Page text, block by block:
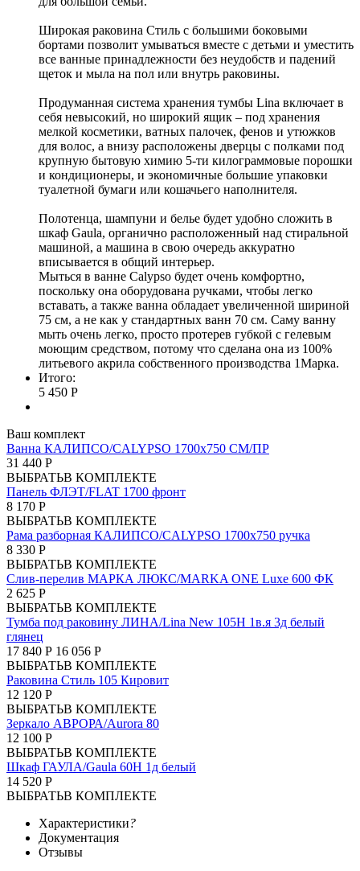
Широкая раковина Стиль с большими боковыми
бортами позволит умываться вместе с детьми и уместить
все ванные принадлежности без неудобств и падений
щеток и мыла на пол или внутрь раковины.
Продуманная система хранения тумбы Lina включает в
себя невысокий, но широкий ящик – под хранения
мелкой косметики, ватных палочек, фенов и утюжков
для волос, а внизу расположены дверцы с полками под
крупную бытовую химию 5-ти килограммовые порошки
и кондиционеры, и экономичные большие упаковки
туалетной бумаги или кошачьего наполнителя.
Полотенца, шампуни и белье будет удобно сложить в
шкаф Gaula, органично расположенный над стиральной
машиной, а машина в свою очередь аккуратно
вписывается в общий интерьер.
Мыться в ванне Calypso будет очень комфортно,
поскольку она оборудована ручками, чтобы легко
вставать, а также ванна обладает увеличенной шириной
75 см, а не как у стандартных ванн 70 см. Саму ванну
мыть очень легко, просто протерев губкой с гелевым
моющим средством, потому что сделана она из 100%
литьевого акрила собственного производства 1Марка.
Итого:
5 450 Р
Ваш комплект
Ванна КАЛИПСО/CALYPSO 1700х750 СМ/ПР
31 440 Р
ВЫБРАТЬВ КОМПЛЕКТЕ
Панель ФЛЭТ/FLAT 1700 фронт
8 170 Р
ВЫБРАТЬВ КОМПЛЕКТЕ
Рама разборная КАЛИПСО/CALYPSO 1700х750 ручка
8 330 Р
ВЫБРАТЬВ КОМПЛЕКТЕ
Слив-перелив МАРКА ЛЮКС/MARKA ONE Luxe 600 ФК
2 625 Р
ВЫБРАТЬВ КОМПЛЕКТЕ
Тумба под раковину ЛИНА/Lina New 105Н 1в.я 3д белый
глянец
17 840 Р 16 056 Р
ВЫБРАТЬВ КОМПЛЕКТЕ
Раковина Стиль 105 Кировит
12 120 Р
ВЫБРАТЬВ КОМПЛЕКТЕ
Зеркало АВРОРА/Aurora 80
12 100 Р
ВЫБРАТЬВ КОМПЛЕКТЕ
Шкаф ГАУЛА/Gaula 60Н 1д белый
14 520 Р
ВЫБРАТЬВ КОМПЛЕКТЕ
Характеристики?
Документация
Отзывы